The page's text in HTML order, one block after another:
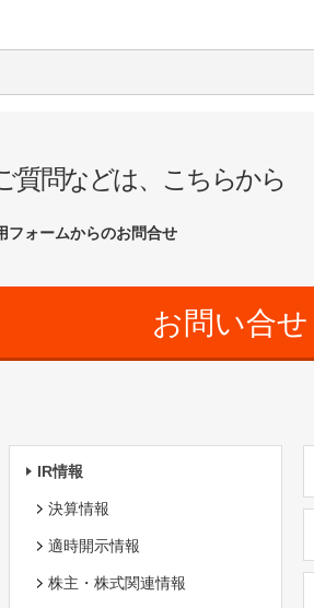
質問などは、こちらから
フォームからのお問合せ
お問い合せ
IR情報
決算情報
適時開示情報
株主・株式関連情報